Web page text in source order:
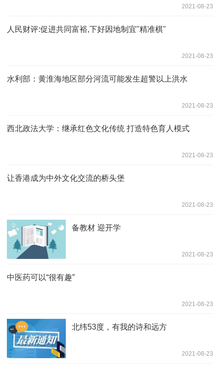
2021-08-23
人民财评:促进共同富裕,下好因地制宜"精准棋"
2021-08-23
水利部：黄淮海地区部分河流可能发生超警以上洪水
2021-08-23
西北政法大学：继承红色文化传统 打造特色育人模式
2021-08-23
让香港成为中外文化交流的桥头堡
2021-08-23
备教材 迎开学
2021-08-23
中医药可以“很有趣”
2021-08-23
北纬53度，有我的诗和远方
2021-08-23